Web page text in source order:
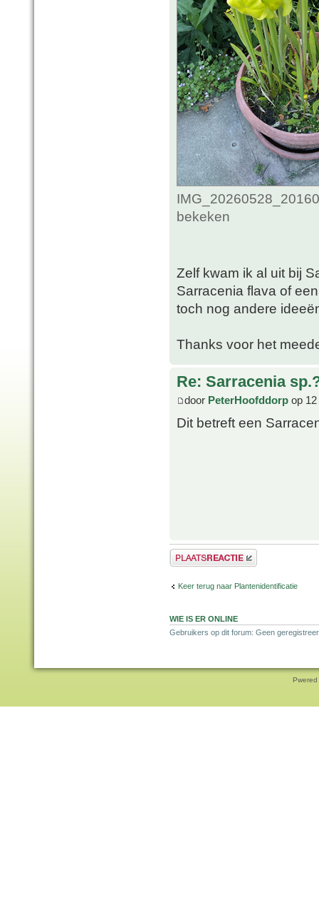
bekeken
Zelf kwam ik al uit bij
Sarracenia flava of
toch nog andere
Thanks voor het
Re: Sarracenia
door PeterHoofddorp op
Dit betreft een
Plaats een reactie
Keer terug naar Plantenidentificatie
WIE IS ER ONLINE
Gebruikers op dit forum: Geen